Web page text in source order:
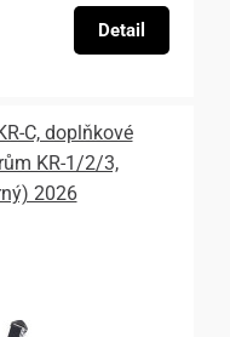
Detail
C, doplňkové
KR-1/2/3,
2026